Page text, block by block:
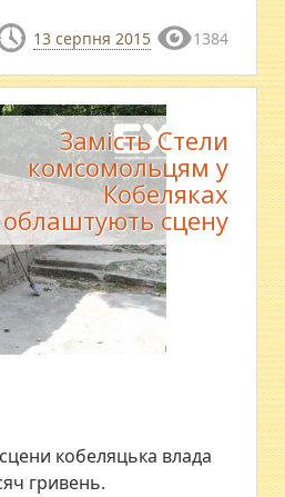
13 серпня 2015 1384
Замість Стели
комсомольцям у
Кобеляках
облаштують сцену
кобеляцька влада
гривень.